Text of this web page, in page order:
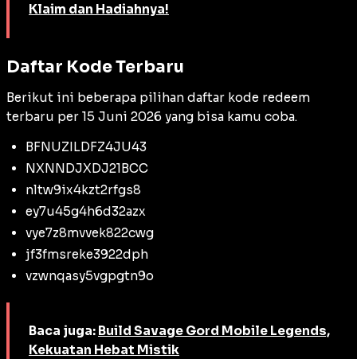
Klaim dan Hadiahnya!
Daftar Kode Terbaru
Berikut ini beberapa pilihan daftar kode redeem
terbaru per 15 Juni 2026 yang bisa kamu coba.
BFNUZILDFZ4JU43
NXNNDJXDJ21BCC
nltw9ix4kzt2rfgs8
ey7u45g4h6d32azx
vye7z8mvvek822cwg
jf3fmsreke3922dph
vzwnqasy5vgpgtn9o
Baca juga: Build Savage Gord Mobile Legends,
Kekuatan Hebat Mistik